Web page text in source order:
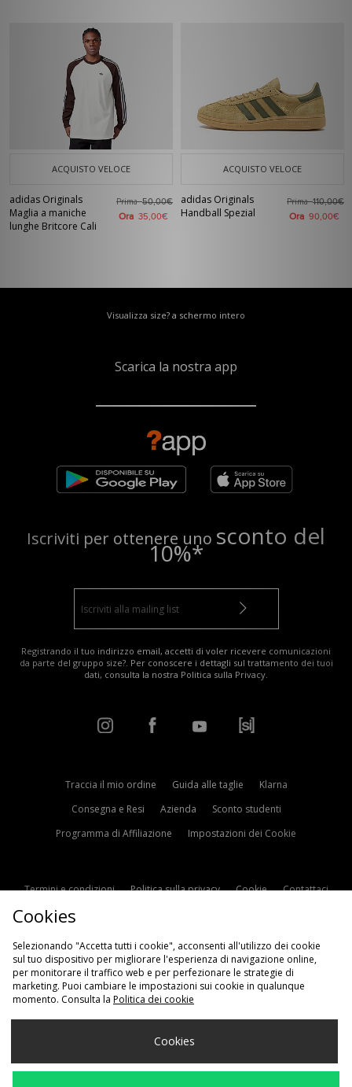
ACQUISTO VELOCE
adidas Originals
Maglia a maniche
lunghe Britcore Cali
Prima50,00€
Ora 35,00€
ACQUISTO VELOCE
adidas Originals
Handball Spezial
Prima110,00€
Ora 90,00€
Visualizza size? a schermo intero
Scarica la nostra app
Iscriviti per ottenere uno sconto del
10%*
Registrando il tuo indirizzo email, accetti di voler ricevere comunicazioni
da parte del gruppo size?. Per conoscere i dettagli sul trattamento dei tuoi
dati, consulta la nostra Politica sulla Privacy.
Traccia il mio ordine Guida alle taglie
Klarna
Consegna e Resi
Azienda
Sconto studenti
Programma di Affiliazione
Impostazioni dei Cookie
Termini e condizioni Politica sulla privacy Cookie
Contattaci
Scegli Il Tuo Paese
Cookies
Selezionando "Accetta tutti i cookie", acconsenti all'utilizzo dei cookie
sul tuo dispositivo per migliorare l'esperienza di navigazione online,
per monitorare il traffico web e per perfezionare le strategie di
marketing. Puoi cambiare le impostazioni sui cookie in qualunque
momento. Consulta la Politica dei cookie
Cookies